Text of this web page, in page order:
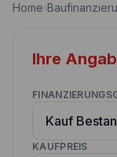
Partner werden
Websitetools
Unsere
Home›
Ihre
KAUFPREIS